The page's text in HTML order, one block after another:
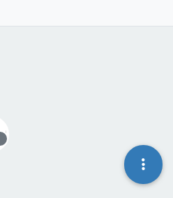
Offline